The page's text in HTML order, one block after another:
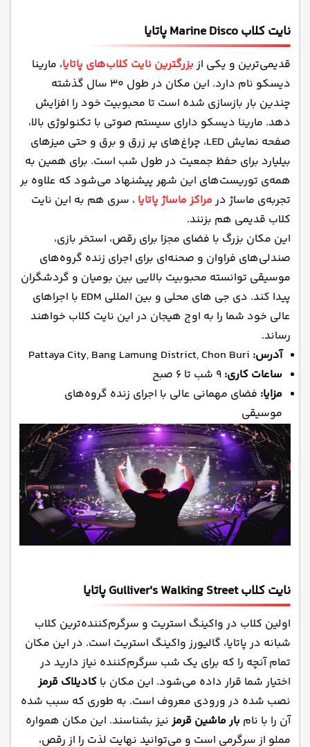
نایت کلاب Marine Disco پاتایا
قدیمی‌ترین و یکی ازبزرگترین نایت کلاب‌های پاتایا، مارینا
دیسکو نام دارد. این مکان در طول ۳۰ سال گذشته
چندین بار بازسازی شده است تا محبوبیت خود را افزایش
دهد. مارینا دیسکو دارای سیستم صوتی با تکنولوژی بالا،
صفحه نمایش LED، چراغ‌های پر زرق و برق و حتی میزهای
بیلیارد برای حفظ جمعیت در طول شب است. برای همین به
همه‌ی توریست‌های این شهر پیشنهاد می‌شود که علاوه بر
تجربه‌ی ماساژ درمراکز ماساژ پاتایا ، سری هم به این نایت
کلاب قدیمی هم بزنند.
این مکان بزرگ با فضای مجزا برای رقص، استخر بازی،
صندلی‌های فراوان و صحنه‌ای برای اجرای زنده گروه‌های
موسیقی توانسته محبوبیت بالایی بین بومیان و گردشگران
پیدا کند. دی جی های محلی و بین المللی EDM با اجراهای
عالی خود شما را به اوج هیجان در این نایت کلاب خواهند
رساند.
آدرس:
ساعات کاری:
مزایا: فضای مهمانی عالی با اجرای زنده گروه‌های
موسیقی
نایت کلاب Gulliver's Walking Street پاتایا
اولین کلاب در واکینگ استریت و سرگرم‌کننده‌ترین کلاب
شبانه در پاتایا، گالیورز واکینگ استریت است. در این مکان
تمام آنچه را که برای یک شب سرگرم‌کننده نیاز دارید در
اختیار شما قرار داده می‌شود. این مکان با کادیلاک قرمز
نصب شده در ورودی معروف است. به طوری که سبب شده
آن را با نام بار ماشین قرمزنیز بشناسند. این مکان همواره
مملو از سرگرمی است و می‌توانید نهایت لذت را از رقص،